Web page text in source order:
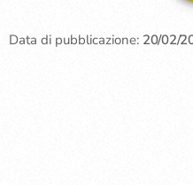
Data di pubblicazione: 20/02/